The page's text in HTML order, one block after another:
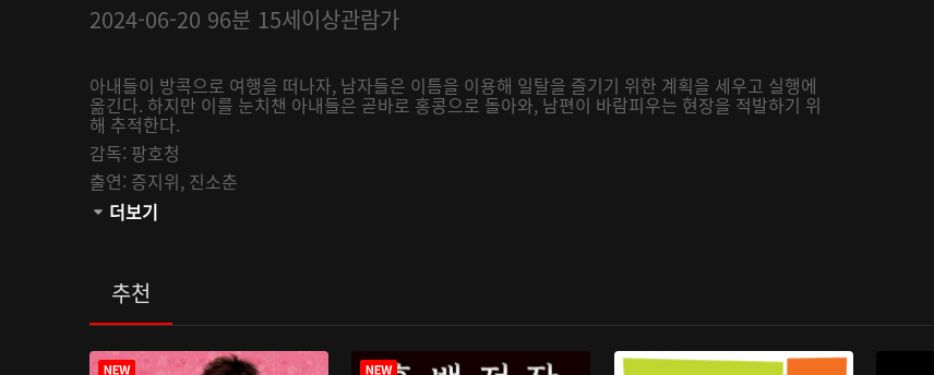
2024-06-20 96분 15세이상관람가
아내들이 방콕으로 여행을 떠나자, 남자들은 이틈을 이용해 일탈을 즐기기 위한 계획을 세우고 실행에
옮긴다. 하지만 이를 눈치챈 아내들은 곧바로 홍콩으로 돌아와, 남편이 바람피우는 현장을 적발하기 위
해 추적한다.
감독: 팡호청
출연: 증지위, 진소춘
관람등급:
더보기
추천